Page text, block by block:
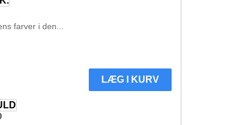
farver i den...
LÆG I KURV